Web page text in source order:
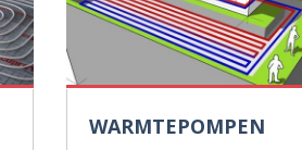
WARMTEPOMPEN